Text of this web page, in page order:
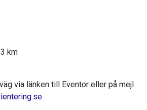
km
via länken till Eventor eller på mejl